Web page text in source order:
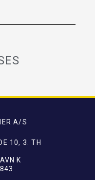
A/S
10, 3. TH
K